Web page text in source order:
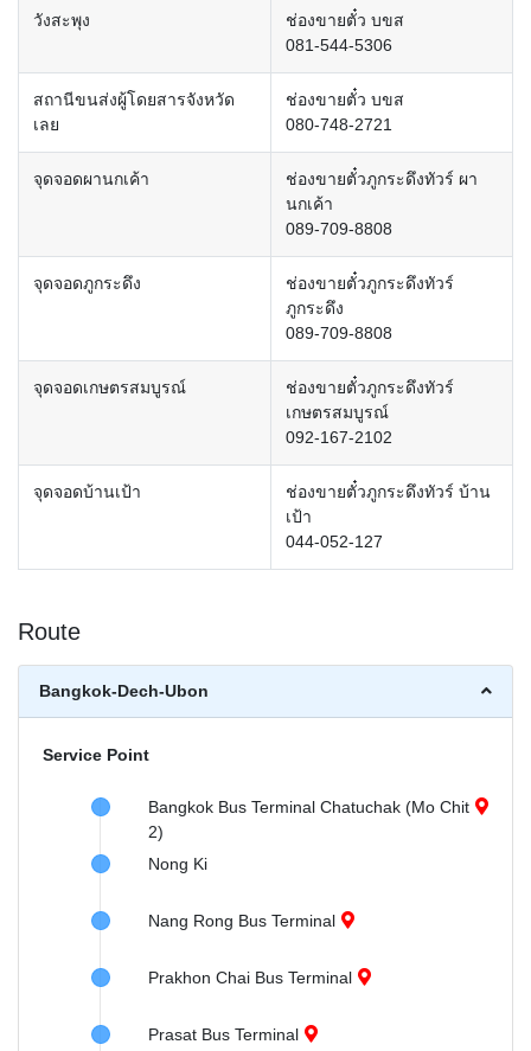
วังสะพุง
ช่องขายตั๋ว บขส
081-544-5306
สถานีขนส่งผู้โดยสารจังหวัด
เลย
ช่องขายตั๋ว บขส
080-748-2721
จุดจอดผานกเค้า
ช่องขายตั๋วภูกระดึงทัวร์ ผา
นกเค้า
089-709-8808
จุดจอดภูกระดึง
ช่องขายตั๋วภูกระดึงทัวร์
ภูกระดึง
089-709-8808
จุดจอดเกษตรสมบูรณ์
ช่องขายตั๋วภูกระดึงทัวร์
เกษตรสมบูรณ์
092-167-2102
จุดจอดบ้านเป้า
ช่องขายตั๋วภูกระดึงทัวร์ บ้าน
เป้า
044-052-127
Route
Bangkok-Dech-Ubon
Service Point
Bangkok Bus Terminal Chatuchak (Mo Chit
2)
Nong Ki
Nang Rong Bus Terminal
Prakhon Chai Bus Terminal
Prasat Bus Terminal